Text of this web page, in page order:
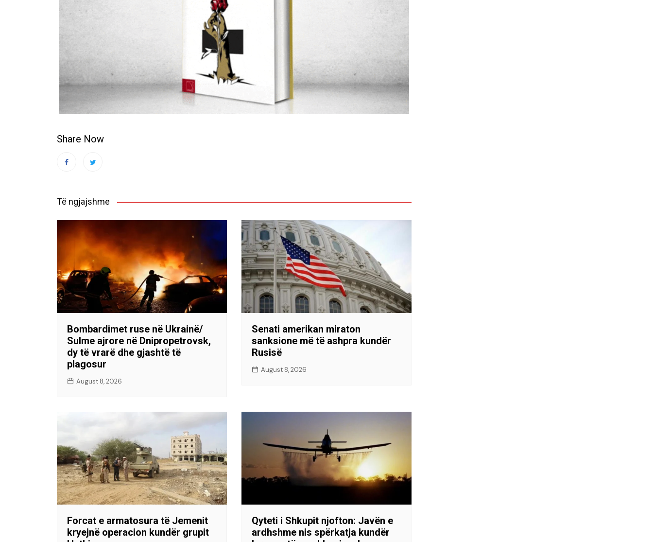
Share Now
Të ngjajshme
Bombardimet ruse në Ukrainë/
Sulme ajrore në Dnipropetrovsk,
dy të vrarë dhe gjashtë të
plagosur
August 8, 2026
Senati amerikan miraton
sanksione më të ashpra kundër
Rusisë
August 8, 2026
Forcat e armatosura të Jemenit
kryejnë operacion kundër grupit
Qyteti i Shkupit njofton: Javën e
ardhshme nis spërkatja kundër